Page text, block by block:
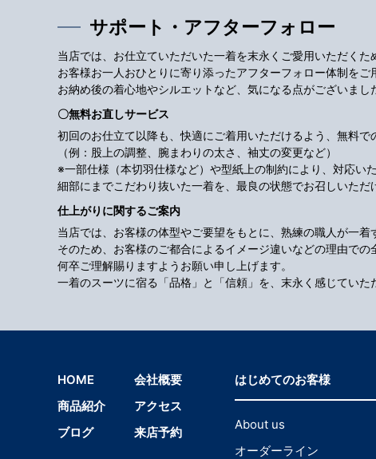
サポート・アフターフォロー
当店では、お仕立ていただいた一着を末永くご愛用いただくた
お客様お一人おひとりに寄り添ったアフターフォロー体制をご
お納め後の着心地やシルエットなど、気になる点がございまし
〇無料お直しサービス
初回のお仕立て以降も、快適にご着用いただけるよう、無料で
（例：股上の調整、腕まわりの太さ、袖丈の変更など）
※一部仕様（本切羽仕様など）や型紙上の制約により、対応い
細部にまでこだわり抜いた一着を、最良の状態でお召しいただ
仕上がりに関するご案内
当店では、お客様の体型やご要望をもとに、熟練の職人が一着
そのため、お客様のご都合によるイメージ違いなどの理由での
何卒ご理解賜りますようお願い申し上げます。
一着のスーツに宿る「品格」と「信頼」を、末永く感じていた
HOME
商品紹介
ブログ
会社概要
アクセス
来店予約
はじめてのお客様
About us
オーダーライン